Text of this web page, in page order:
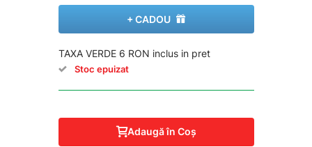
+ CADOU
TAXA VERDE 6 RON inclus in pret
Stoc epuizat
Adaugă în Coş